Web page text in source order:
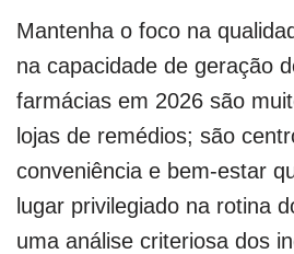
Mantenha o foco na
na capacidade de geração
farmácias em 2026 são
lojas de remédios; são
conveniência e bem-estar
lugar privilegiado na rotina
uma análise criteriosa dos